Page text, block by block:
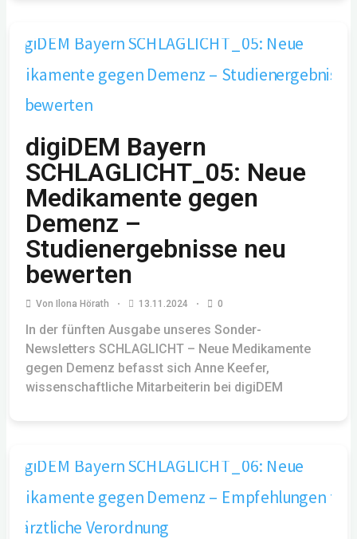
digiDEM Bayern
SCHLAGLICHT_05: Neue
Medikamente gegen
Demenz –
Studienergebnisse neu
bewerten
Von Ilona Hörath 13.11.2024 0
In der fünften Ausgabe unseres Sonder-
Newsletters SCHLAGLICHT – Neue Medikamente
gegen Demenz befasst sich Anne Keefer,
wissenschaftliche Mitarbeiterin bei digiDEM